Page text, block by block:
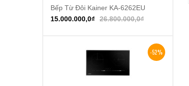
Thêm vào giỏ hàng
Bếp Từ Đôi Kainer KA-6262EU
26.800.000,0₫
15.000.000,0₫
-52%